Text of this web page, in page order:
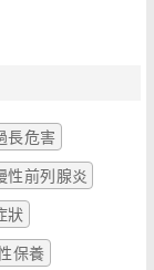
長危害
性前列腺炎
狀
保養